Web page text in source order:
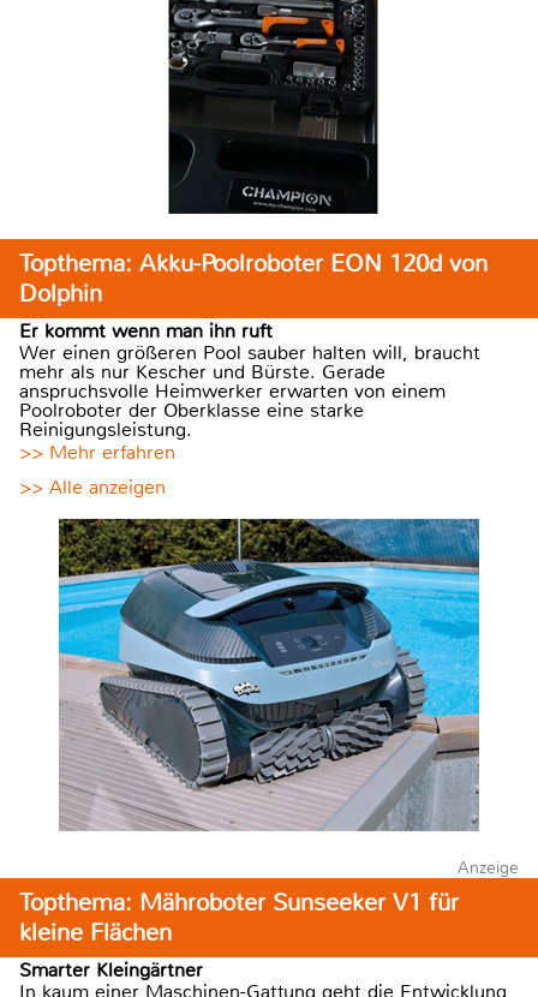
Topthema: Akku-Poolroboter EON 120d von
Dolphin
Er kommt wenn man ihn ruft
Wer einen größeren Pool sauber halten will, braucht
mehr als nur Kescher und Bürste. Gerade
anspruchsvolle Heimwerker erwarten von einem
Poolroboter der Oberklasse eine starke
Reinigungsleistung.
>> Mehr erfahren
>> Alle anzeigen
Anzeige
Topthema: Mähroboter Sunseeker V1 für
kleine Flächen
Smarter Kleingärtner
In kaum einer Maschinen-Gattung geht die Entwicklung